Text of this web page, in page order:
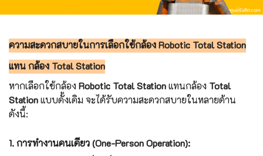
ความสะดวกสบายในการเลือกใช้กล้อง Robotic Total Station
แทน กล้อง Total Station
หากเลือกใช้กล้อง Robotic Total Stationแทนกล้อง Total
Stationแบบดั้งเดิม จะได้รับความสะดวกสบายในหลายด้าน
ดังนี้:
1. การทำงานคนเดียว (One-Person Operation):